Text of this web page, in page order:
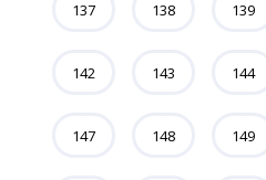
137 138 139
142 143 144
147 148 149